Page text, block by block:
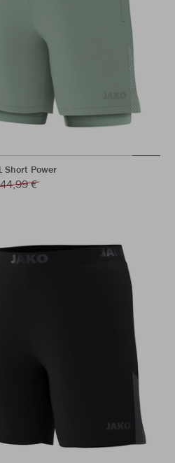
Short Power
44,99 €